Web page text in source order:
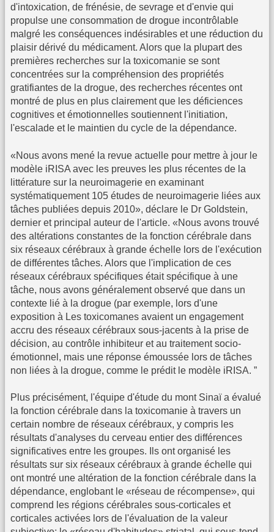
d'intoxication, de frénésie, de sevrage et d'envie qui
propulse une consommation de drogue incontrôlable
malgré les conséquences indésirables et une réduction du
plaisir dérivé du médicament. Alors que la plupart des
premières recherches sur la toxicomanie se sont
concentrées sur la compréhension des propriétés
gratifiantes de la drogue, des recherches récentes ont
montré de plus en plus clairement que les déficiences
cognitives et émotionnelles soutiennent l'initiation,
l'escalade et le maintien du cycle de la dépendance.
«Nous avons mené la revue actuelle pour mettre à jour le
modèle iRISA avec les preuves les plus récentes de la
littérature sur la neuroimagerie en examinant
systématiquement 105 études de neuroimagerie liées aux
tâches publiées depuis 2010», déclare le Dr Goldstein,
dernier et principal auteur de l'article. «Nous avons trouvé
des altérations constantes de la fonction cérébrale dans
six réseaux cérébraux à grande échelle lors de l'exécution
de différentes tâches. Alors que l'implication de ces
réseaux cérébraux spécifiques était spécifique à une
tâche, nous avons généralement observé que dans un
contexte lié à la drogue (par exemple, lors d'une
exposition à Les toxicomanes avaient un engagement
accru des réseaux cérébraux sous-jacents à la prise de
décision, au contrôle inhibiteur et au traitement socio-
émotionnel, mais une réponse émoussée lors de tâches
non liées à la drogue, comme le prédit le modèle iRISA. ”
Plus précisément, l'équipe d'étude du mont Sinaï a évalué
la fonction cérébrale dans la toxicomanie à travers un
certain nombre de réseaux cérébraux, y compris les
résultats d'analyses du cerveau entier des différences
significatives entre les groupes. Ils ont organisé les
résultats sur six réseaux cérébraux à grande échelle qui
ont montré une altération de la fonction cérébrale dans la
dépendance, englobant le «réseau de récompense», qui
comprend les régions cérébrales sous-corticales et
corticales activées lors de l'évaluation de la valeur